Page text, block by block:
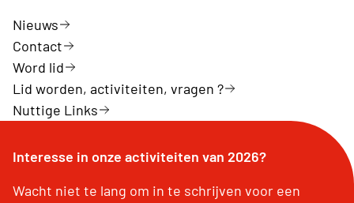
Nieuws
Contact
Word lid
Lid worden, activiteiten, vragen ?
Nuttige Links
Interesse in onze activiteiten van 2026?
Wacht niet te lang om in te schrijven voor een